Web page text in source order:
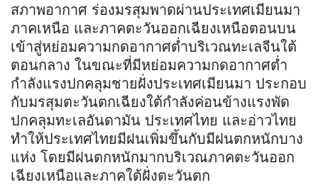
สภาพอากาศ ร่องมรสุมพาดผ่านประเทศเมียนมา
ภาคเหนือ และภาคตะวันออกเฉียงเหนือตอนบน
เข้าสู่หย่อมความกดอากาศต่ำบริเวณทะเลจีนใต้
ตอนกลาง ในขณะที่มีหย่อมความกดอากาศต่ำ
กำลังแรงปกคลุมชายฝั่งประเทศเมียนมา ประกอบ
กับมรสุมตะวันตกเฉียงใต้กำลังค่อนข้างแรงพัด
ปกคลุมทะเลอันดามัน ประเทศไทย และอ่าวไทย
ทำให้ประเทศไทยมีฝนเพิ่มขึ้นกับมีฝนตกหนักบาง
แห่ง โดยมีฝนตกหนักมากบริเวณภาคตะวันออก
เฉียงเหนือและภาคใต้ฝั่งตะวันตก